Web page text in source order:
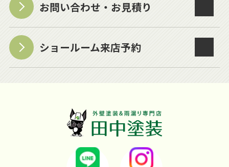
お問い合わせ・お見積り
ショールーム来店予約